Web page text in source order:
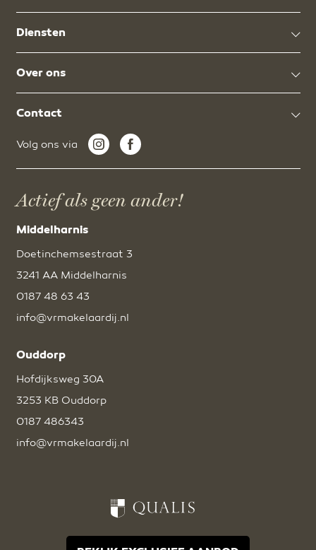
Diensten
Over ons
Contact
Volg ons via
Actief als geen ander!
Middelharnis
Doetinchemsestraat 3
3241 AA Middelharnis
0187 48 63 43
info@vrmakelaardij.nl
Ouddorp
Hofdijksweg 30A
3253 KB Ouddorp
0187 486343
info@vrmakelaardij.nl